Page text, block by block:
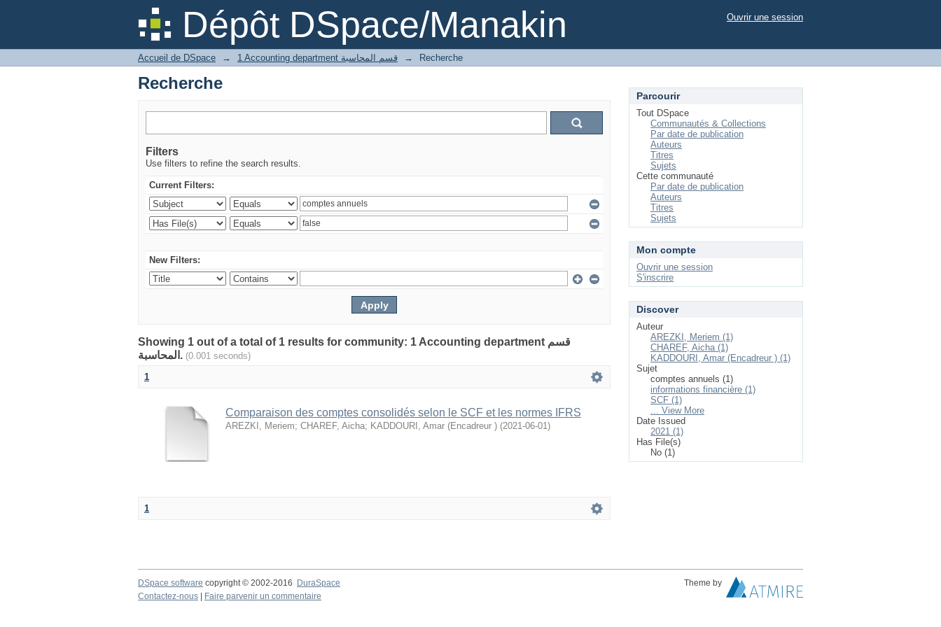
Dépôt DSpace/Manakin
Recherche Ouvrir une session
Accueil de DSpace → 1 Accounting department قسم المحاسبة → Recherche
Recherche
Filters
Use filters to refine the search results.
Current Filters:
New Filters:
Showing 1 out of a total of 1 results for community: 1 Accounting department قسم
المحاسبة.
(0.001 seconds)
1
Comparaison des comptes consolidés selon le SCF et les normes IFRS
AREZKI, Meriem; CHAREF, Aicha; KADDOURI, Amar (Encadreur ) (2021-06-01)
1
Parcourir
Tout DSpace
Communautés & Collections
Par date de publication
Auteurs
Titres
Sujets
Cette communauté
Par date de publication
Auteurs
Titres
Sujets
Mon compte
Ouvrir une session
S'inscrire
Discover
Auteur
AREZKI, Meriem (1)
CHAREF, Aicha (1)
KADDOURI, Amar (Encadreur ) (1)
Sujet
comptes annuels (1)
informations financière (1)
SCF (1)
... View More
Date Issued
2021 (1)
Has File(s)
No (1)
DSpace software copyright © 2002-2016 DuraSpace
Theme by
Contactez-nous
Faire parvenir un commentaire